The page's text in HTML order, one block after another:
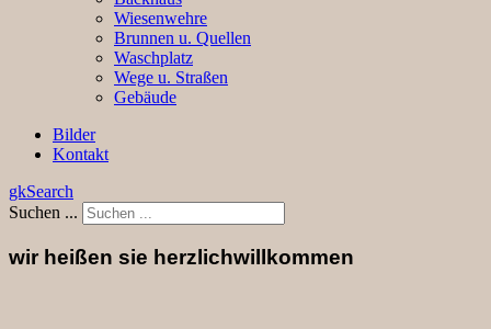
Wiesenwehre
Brunnen u. Quellen
Waschplatz
Wege u. Straßen
Gebäude
Bilder
Kontakt
gkSearch
Suchen ...
wir heißen sie herzlichwillkommen